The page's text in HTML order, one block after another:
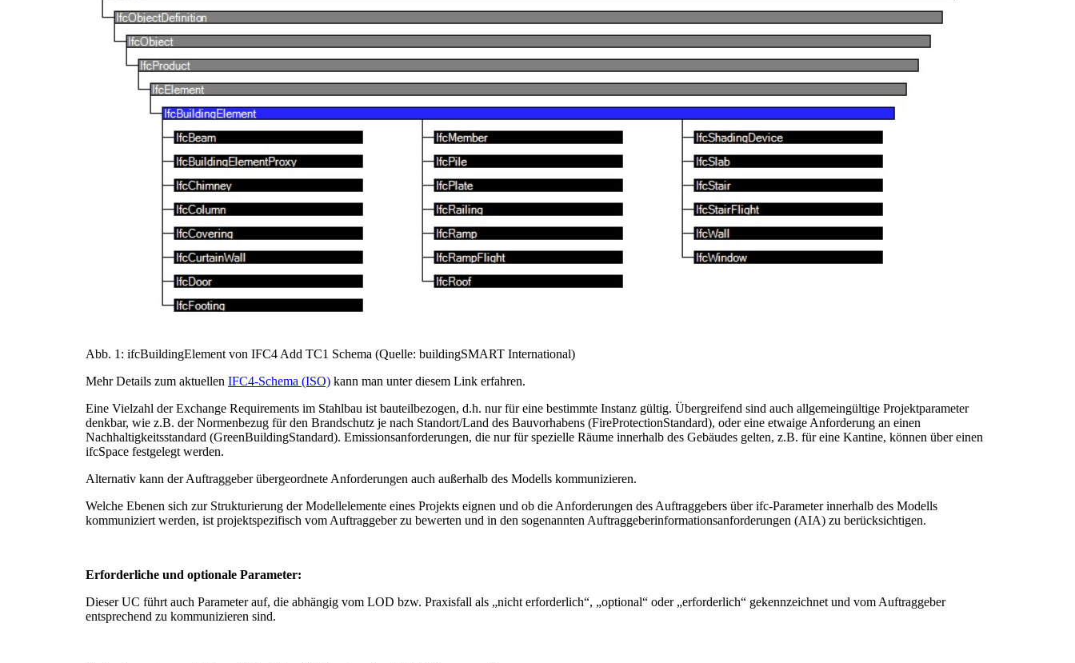
Abb. 1: ifcBuildingElement von IFC4 Add TC1 Schema (Quelle: buildingSMART International)
Mehr Details zum aktuellen IFC4-Schema (ISO) kann man unter diesem Link erfahren.
Eine Vielzahl der Exchange Requirements im Stahlbau ist bauteilbezogen, d.h. nur für eine bestimmte Instanz gültig. Übergreifend sind auch allgemeingültige Projektparameter
denkbar, wie z.B. der Normenbezug für den Brandschutz je nach Standort/Land des Bauvorhabens (FireProtectionStandard), oder eine etwaige Anforderung an einen
Nachhaltigkeitsstandard (GreenBuildingStandard). Emissionsanforderungen, die nur für spezielle Räume innerhalb des Gebäudes gelten, z.B. für eine Kantine, können über einen
ifcSpace festgelegt werden.
Alternativ kann der Auftraggeber übergeordnete Anforderungen auch außerhalb des Modells kommunizieren.
Welche Ebenen sich zur Strukturierung der Modellelemente eines Projekts eignen und ob die Anforderungen des Auftraggebers über ifc-Parameter innerhalb des Modells
kommuniziert werden, ist projektspezifisch vom Auftraggeber zu bewerten und in den sogenannten Auftraggeberinformationsanforderungen (AIA) zu berücksichtigen.
Erforderliche und optionale Parameter:
Dieser UC führt auch Parameter auf, die abhängig vom LOD bzw. Praxisfall als „nicht erforderlich“, „optional“ oder „erforderlich“ gekennzeichnet und vom Auftraggeber
entsprechend zu kommunizieren sind.